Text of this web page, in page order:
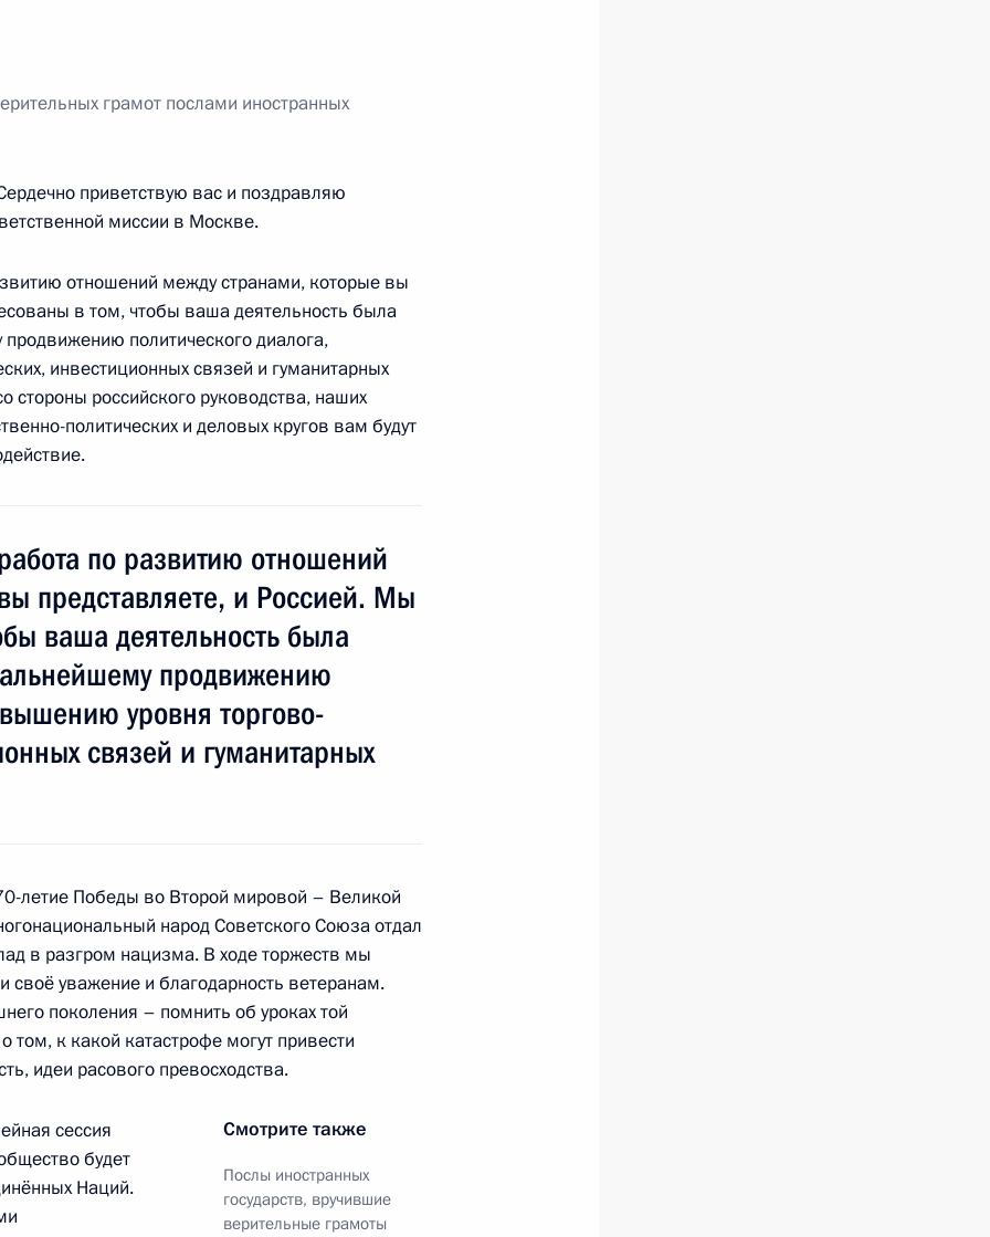
Владимира Путина
послами иностранных
Морского Флота
—
Официальные
сетевые ресурсы
Rutube
Telegram-канал
YouTube
техническая
информации сайта
данных пользователей
Написать в редакцию
грамот послами иностранных
приветствую вас и поздравляю
миссии в Москве.
отношений между странами, которые вы
в том, чтобы ваша деятельность была
политического диалога,
инвестиционных связей и гуманитарных
стороны российского руководства, наших
политических и деловых кругов вам будут
по развитию отношений
представляете, и Россией. Мы
ваша деятельность была
продвижению
уровня торгово-
связей и гуманитарных
летие Победы во Второй мировой – Великой
народ Советского Союза отдал
в разгром нацизма. В ходе торжеств мы
уважение и благодарность ветеранам.
поколения – помнить об уроках той
к какой катастрофе могут привести
идеи расового превосходства.
Смотрите также
Послы иностранных
государств, вручившие
верительные грамоты
сессия
будет
Наций.